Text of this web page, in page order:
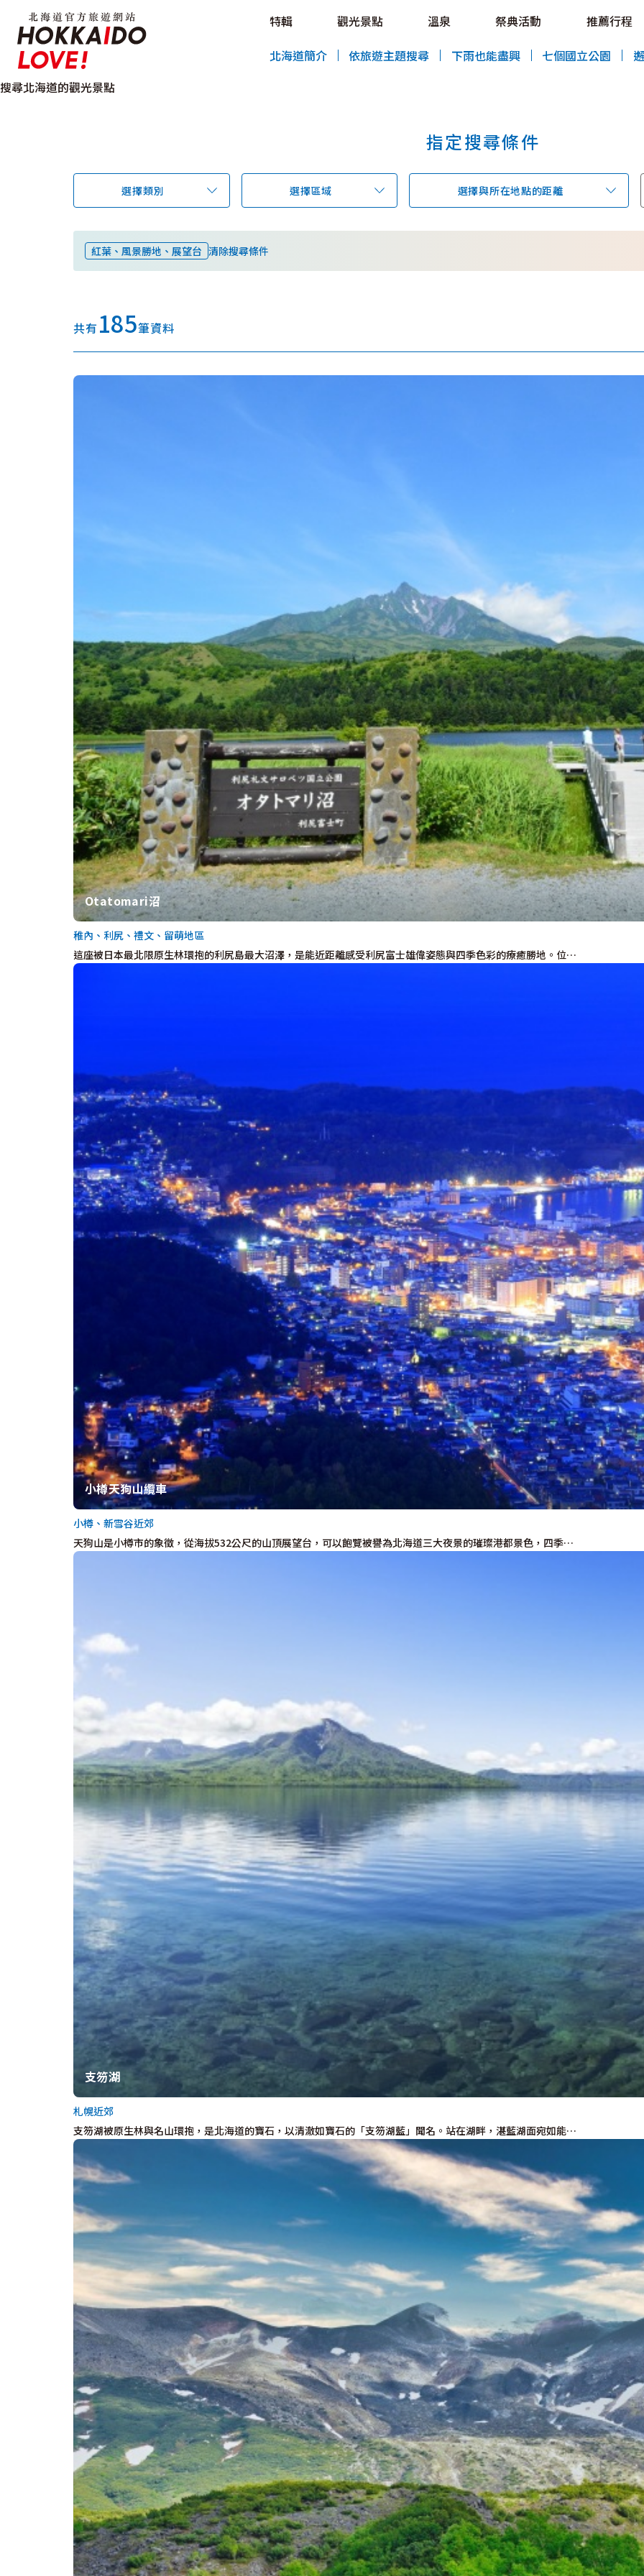
北海道官方旅遊網站 HOKKAIDO LOVE!
北海道官方旅遊網站 HOKKAIDO LOVE!
特輯 觀光景點 溫泉 祭典活動
推薦行程
北海道簡介
依旅遊主題搜尋 下雨也能盡興 七個國立公園
特輯
溫泉
祭典活動
推薦行程
區域指南
預約
依旅遊主題搜尋
七個國立公園
照片集
影片
觀光手冊
使用條款
隱私權政策摘要
Cookie 政策
關於我們
連結
搜尋北海道的觀光景點
指定搜尋條件
選擇類別 選擇區域 選擇與所在地點的距離
紅葉、風景勝地、展望台 清除搜尋條件
共有185筆資料
Otatomari沼
這座被日本最北限原生林環抱的利尻島最大沼澤，是能近距離感受利尻富士雄偉姿態與四季色彩的療癒勝地。位…
稚內、利尻、禮文、留萌地區
小樽天狗山纜車
天狗山是小樽市的象徵，從海拔532公尺的山頂展望台，可以飽覽被譽為北海道三大夜景的璀璨港都景色，四季…
小樽、新雪谷近郊
支笏湖
支笏湖被原生林與名山環抱，是北海道的寶石，以清澈如寶石的「支笏湖藍」聞名。站在湖畔，湛藍湖面宛如能…
札幌近郊